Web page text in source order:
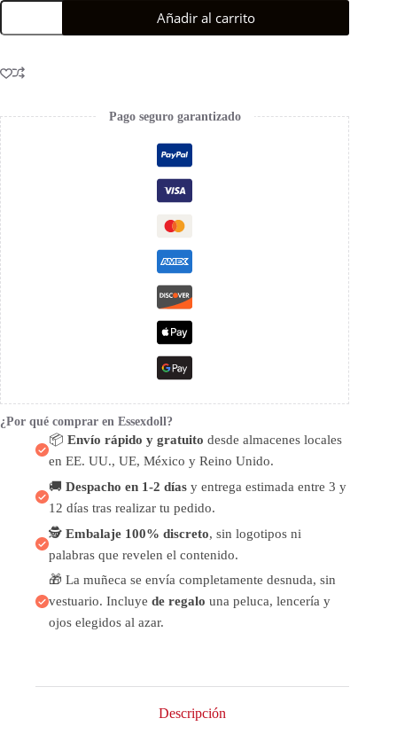
Añadir al carrito
Pago seguro garantizado
¿Por qué comprar en Essexdoll?
📦 Envío rápido y gratuito desde almacenes locales
en EE. UU., UE, México y Reino Unido.
🚚 Despacho en 1-2 días y entrega estimada entre 3 y
12 días tras realizar tu pedido.
🕵️ Embalaje 100% discreto, sin logotipos ni
palabras que revelen el contenido.
🎁 La muñeca se envía completamente desnuda, sin
vestuario. Incluye de regalo una peluca, lencería y
ojos elegidos al azar.
Descripción